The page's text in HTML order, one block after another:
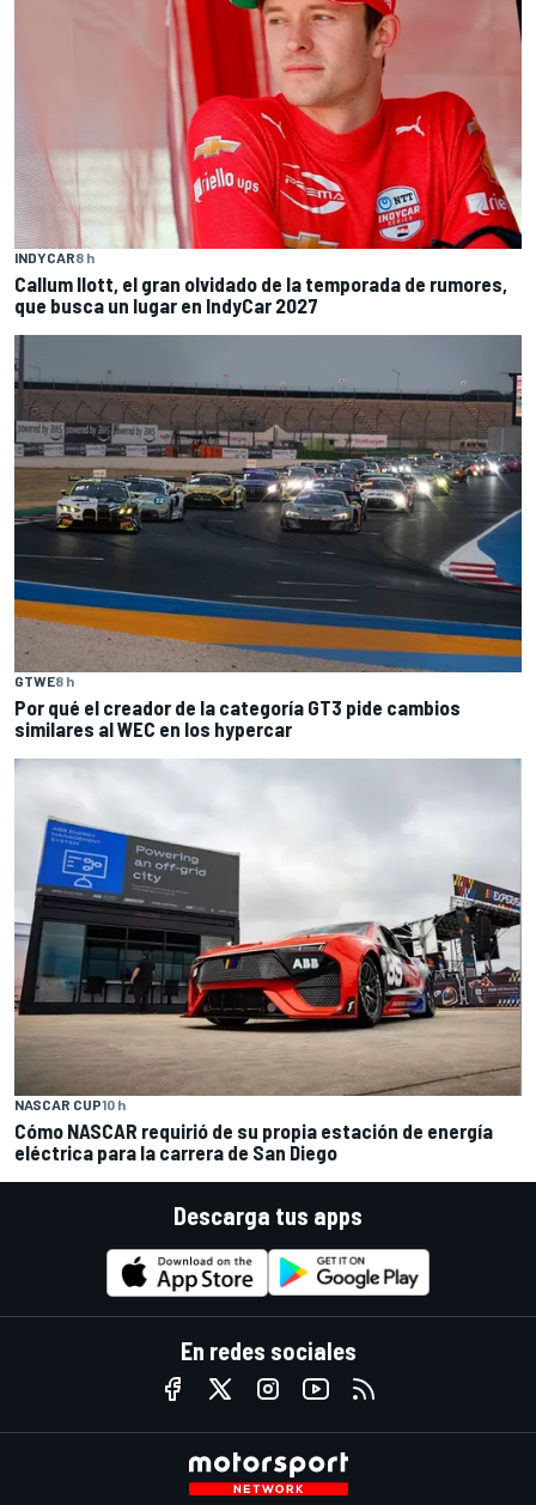
INDYCAR8 h
Callum Ilott, el gran olvidado de la temporada de rumores,
que busca un lugar en IndyCar 2027
GTWE8 h
Por qué el creador de la categoría GT3 pide cambios
similares al WEC en los hypercar
NASCAR CUP10 h
Cómo NASCAR requirió de su propia estación de energía
eléctrica para la carrera de San Diego
Descarga tus apps
En redes sociales